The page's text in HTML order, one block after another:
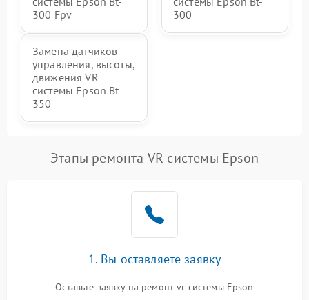
300 Fpv
300
Замена датчиков
управления, высоты,
движения VR
системы Epson Bt
350
Этапы ремонта VR системы Epson
1. Вы оставляете заявку
Оставьте заявку на ремонт vr системы Epson